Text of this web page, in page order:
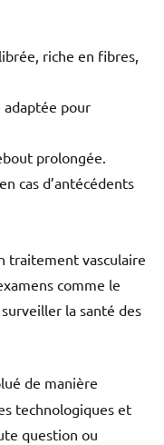
riche en fibres,
pour
prolongée.
cas d’antécédents
traitement vasculaire
comme le
la santé des
de manière
technologiques et
question ou